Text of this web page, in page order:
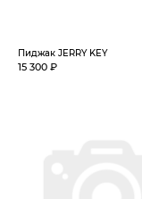
Пиджак JERRY KEY
15 300 ₽